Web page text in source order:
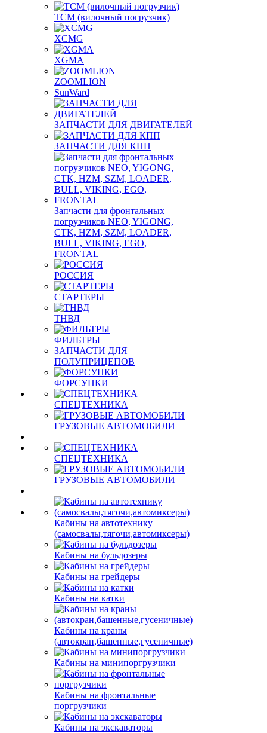
TCM (вилочный погрузчик)
XCMG
XGMA
ZOOMLION
SunWard
ЗАПЧАСТИ ДЛЯ ДВИГАТЕЛЕЙ
ЗАПЧАСТИ ДЛЯ КПП
Запчасти для фронтальных
погрузчиков NEO, YIGONG,
CTK, HZM, SZM, LOADER,
BULL, VIKING, EGO,
FRONTAL
РОССИЯ
СТАРТЕРЫ
ТНВД
ФИЛЬТРЫ
ЗАПЧАСТИ ДЛЯ
ПОЛУПРИЦЕПОВ
ФОРСУНКИ
СПЕЦТЕХНИКА
ГРУЗОВЫЕ АВТОМОБИЛИ
СПЕЦТЕХНИКА
ГРУЗОВЫЕ АВТОМОБИЛИ
Кабины на автотехнику
(самосвалы,тягочи,автомиксеры)
Кабины на бульдозеры
Кабины на грейдеры
Кабины на катки
Кабины на краны
(автокран,башенные,гусеничные)
Кабины на минипоргрузчики
Кабины на фронтальные
поргрузчики
Кабины на экскаваторы